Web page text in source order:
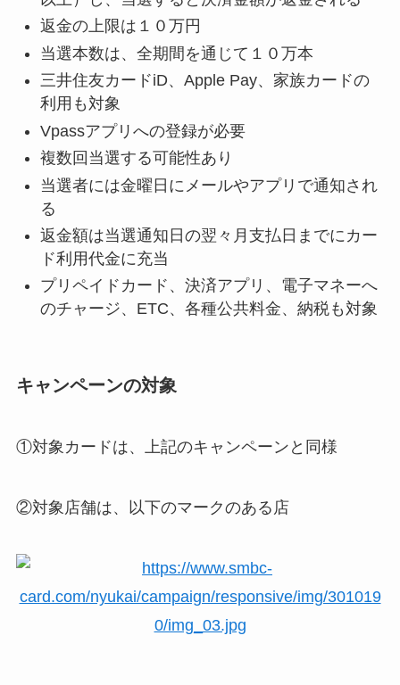
返金の上限は１０万円
当選本数は、全期間を通じて１０万本
三井住友カードiD、Apple Pay、家族カードの
利用も対象
Vpassアプリへの登録が必要
複数回当選する可能性あり
当選者には金曜日にメールやアプリで通知され
る
返金額は当選通知日の翌々月支払日までにカー
ド利用代金に充当
プリペイドカード、決済アプリ、電子マネーへ
のチャージ、ETC、各種公共料金、納税も対象
キャンペーンの対象
①対象カードは、上記のキャンペーンと同様
②対象店舗は、以下のマークのある店